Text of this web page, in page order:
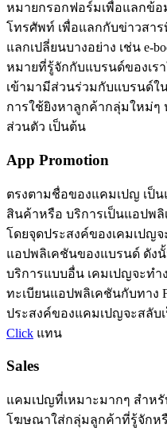
หมายกรอกฟอร์มเพื่อแลกข้อ
โทรศัพท์ เพื่อแลกกับข่าวสาร
แลกเปลี่ยนบางอย่าง เช่น e-
หมายที่รู้จักกับแบรนด์ของเร
เข้ามามีส่วนร่วมกับแบรนด์ใ
การใช้ยิงหาลูกค้ากลุ่มใหม่ๆ
ส่วนตัว เป็นต้น
App Promotion
ตรงตามชื่อของแคมเปญ เป็
สินค้าหรือ บริการเป็นแอปพลิ
โดยจุดประสงค์ของเคมเปญ
แอปพลิเคชันของแบรนด์ ดัง
บริการแบบอื่น เคมเปญจะทำ
ทะเบียนแอปพลิเคชันกับทาง
ประสงค์ของแคมเปญจะสลับ
Click แทน
Sales
แคมเปญที่เหมาะมากๆ สำห
โฆษณาใส่กลุ่มลูกค้าที่รู้จักห